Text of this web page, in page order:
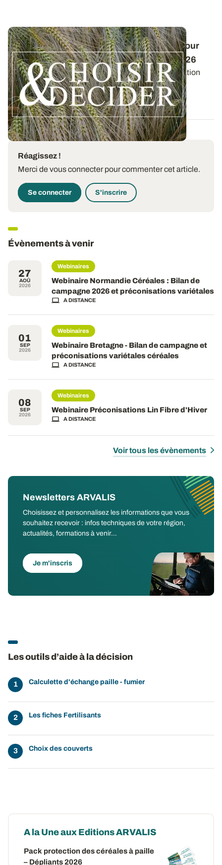
Conduite des orges d'hiver : des guides pour
réussir ses interventions au printemps 2026
Retrouvez les préconisations en matière de fertilisation
azotée et de protection des orges...
12 DÉC. 2025
Réagissez !
Merci de vous connecter pour commenter cet article.
Se connecter S'inscrire
Évènements à venir
27
AOÛ
2026
Webinaires
Webinaire Normandie Céréales : Bilan de
campagne 2026 et préconisations variétales
A DISTANCE
01
SEP
2026
Webinaires
Webinaire Bretagne - Bilan de campagne et
préconisations variétales céréales
A DISTANCE
08
SEP
2026
Webinaires
Webinaire Préconisations Lin Fibre d'Hiver
A DISTANCE
Voir tous les évènements
Newsletters ARVALIS
Choisissez et personnalisez les informations que vous
souhaitez recevoir : infos techniques de votre région,
actualités, formations à venir...
Je m'inscris
Les outils d’aide à la décision
Calculette d'échange paille - fumier
Les fiches Fertilisants
Choix des couverts
A la Une aux Editions ARVALIS
Pack protection des céréales à paille
– Dépliants 2026